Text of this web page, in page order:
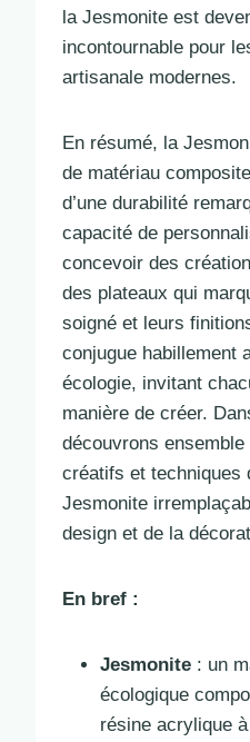
la Jesmonite est
incontournable pour
artisanale modernes.
En résumé, la
de matériau
d’une durabilité
capacité de
concevoir des
des plateaux qui
soigné et leurs
conjugue habillement
écologie, invitant
manière de créer.
découvrons
créatifs et techniques
Jesmonite
design et de la
En bref :
Jesmonite : un
écologique
résine acrylique à